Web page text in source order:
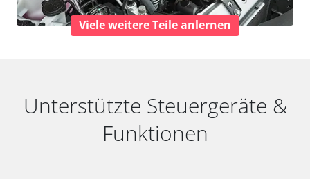
Viele weitere Teile anlernen
Unterstützte Steuergeräte &
Funktionen